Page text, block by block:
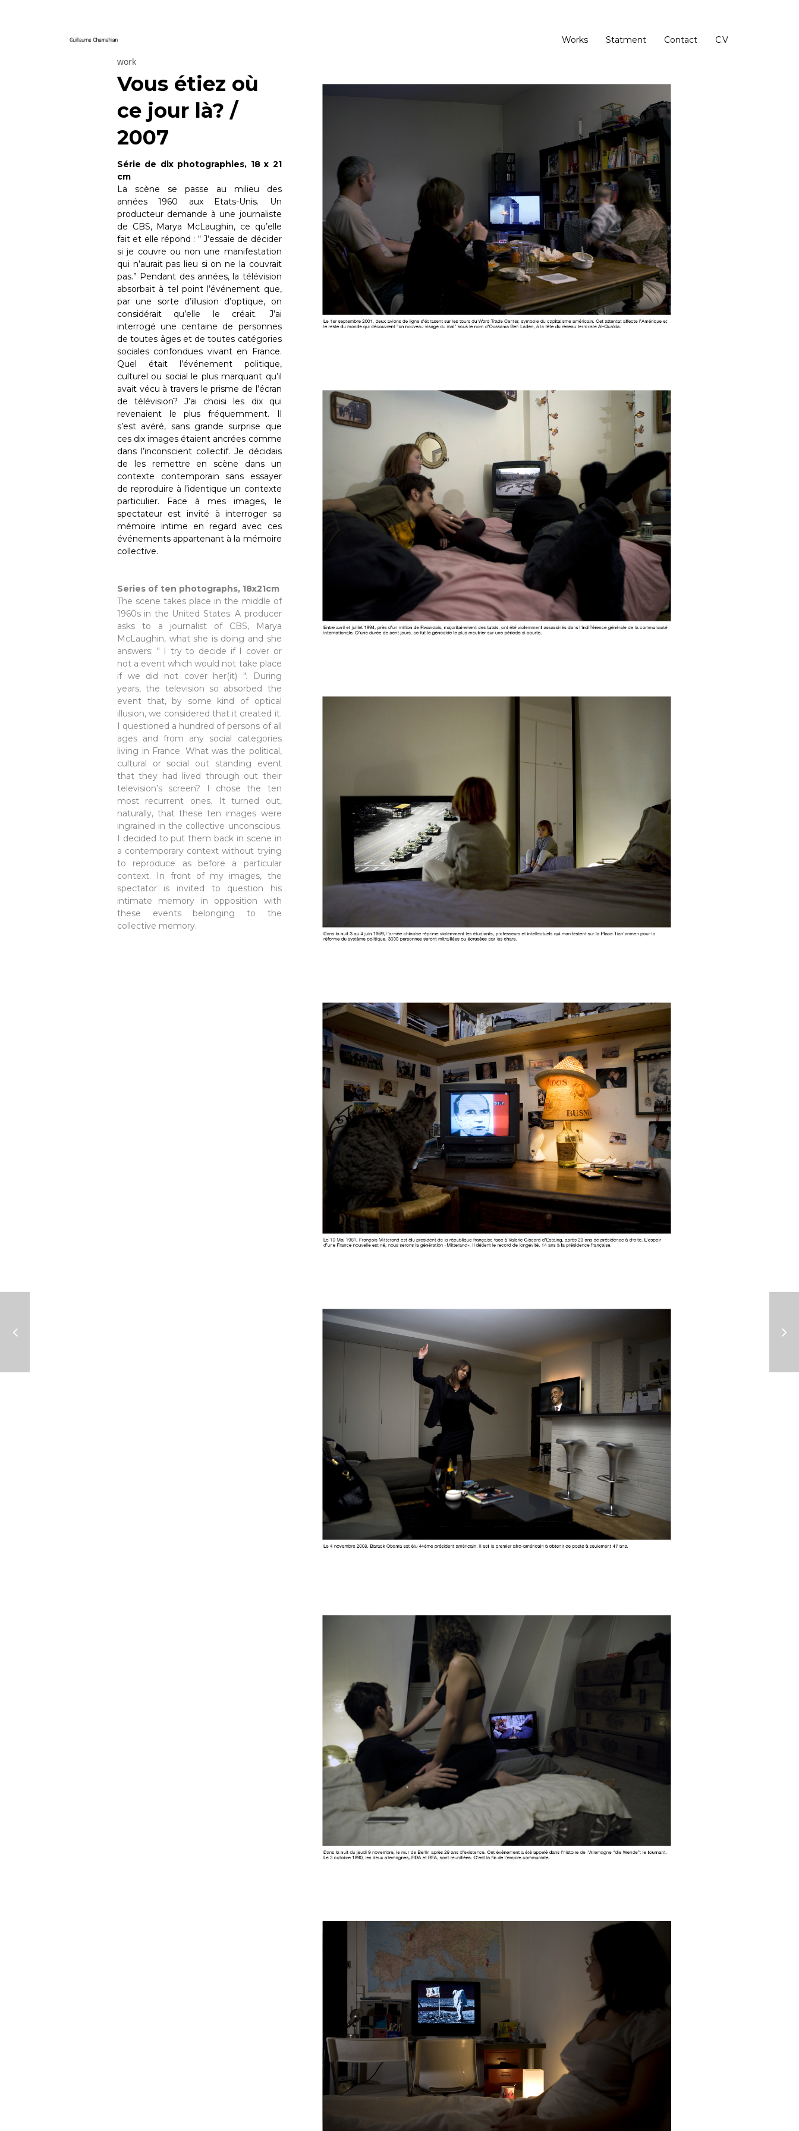
Works Statment Contact C.V
work
Vous étiez où
ce jour là? /
2007
Série de dix photographies, 18 x 21
cm
La scène se passe au milieu des
années 1960 aux Etats-Unis. Un
producteur demande à une journaliste
de CBS, Marya McLaughin, ce qu’elle
fait et elle répond : “ J’essaie de décider
si je couvre ou non une manifestation
qui n’aurait pas lieu si on ne la couvrait
pas.” Pendant des années, la télévision
absorbait à tel point l’événement que,
par une sorte d’illusion d’optique, on
considérait qu’elle le créait. J’ai
interrogé une centaine de personnes
de toutes âges et de toutes catégories
sociales confondues vivant en France.
Quel était l’événement politique,
culturel ou social le plus marquant qu’il
avait vécu à travers le prisme de l’écran
de télévision? J’ai choisi les dix qui
revenaient le plus fréquemment. Il
s’est avéré, sans grande surprise que
ces dix images étaient ancrées comme
dans l’inconscient collectif. Je décidais
de les remettre en scène dans un
contexte contemporain sans essayer
de reproduire à l’identique un contexte
particulier. Face à mes images, le
spectateur est invité à interroger sa
mémoire intime en regard avec ces
événements appartenant à la mémoire
collective.
Series of ten photographs, 18x21cm
The scene takes place in the middle of
1960s in the United States. A producer
asks to a journalist of CBS, Marya
McLaughin, what she is doing and she
answers: " I try to decide if I cover or
not a event which would not take place
if we did not cover her(it) ". During
years, the television so absorbed the
event that, by some kind of optical
illusion, we considered that it created it.
I questioned a hundred of persons of all
ages and from any social categories
living in France. What was the political,
cultural or social out standing event
that they had lived through out their
television’s screen? I chose the ten
most recurrent ones. It turned out,
naturally, that these ten images were
ingrained in the collective unconscious.
I decided to put them back in scene in
a contemporary context without trying
to reproduce as before a particular
context. In front of my images, the
spectator is invited to question his
intimate memory in opposition with
these events belonging to the
collective memory.